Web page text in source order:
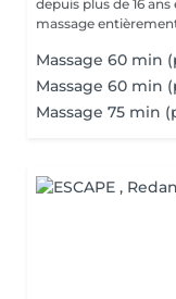
depuis plus de 16
massage
Massage 60 min
Massage 60 min
Massage 75 min